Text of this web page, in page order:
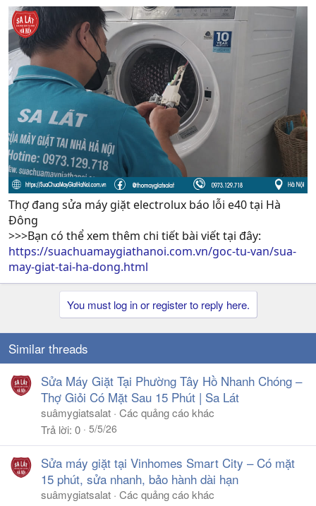
Thợ đang sửa máy giặt electrolux báo lỗi e40 tại Hà
Đông
>>>Bạn có thể xem thêm chi tiết bài viết tại đây:
https://suachuamaygiathanoi.com.vn/goc-tu-van/sua-
may-giat-tai-ha-dong.html
You must log in or register to reply here.
Similar threads
Sửa Máy Giặt Tại Phường Tây Hồ Nhanh Chóng –
Thợ Giỏi Có Mặt Sau 15 Phút | Sa Lát
suâmygiatsalat Các quảng cáo khác
Trả lời 0 5/5/26
Sửa máy giặt tại Vinhomes Smart City – Có mặt
15 phút, sửa nhanh, bảo hành dài hạn
suâmygiatsalat Các quảng cáo khác